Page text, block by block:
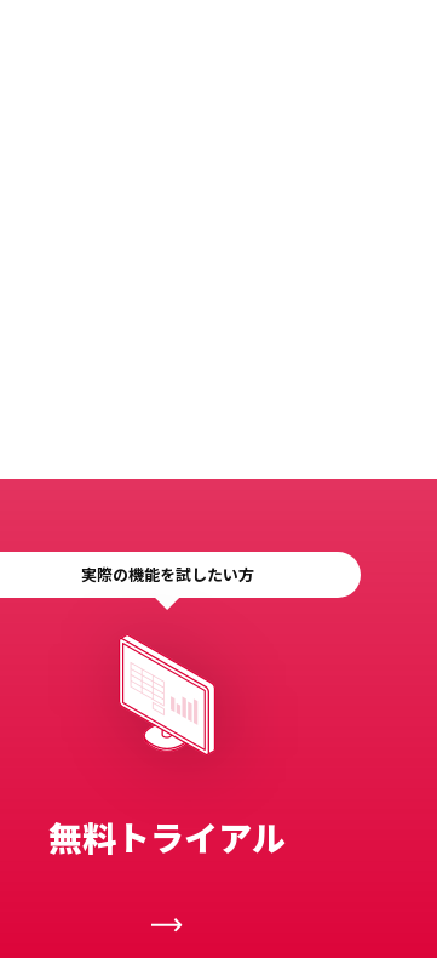
実際の機能を試したい方
無料トライアル